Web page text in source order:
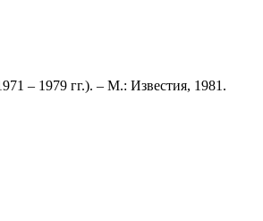
– 1979 гг.). – М.: Известия, 1981.